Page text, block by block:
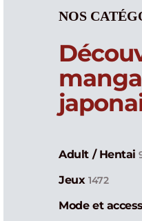
NOS
Adult / Hentai
Jeux 1472
Mode et